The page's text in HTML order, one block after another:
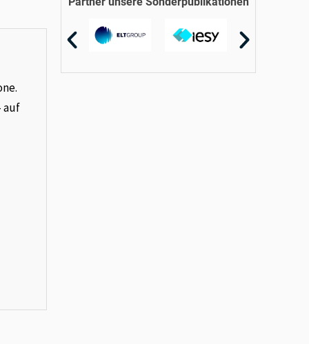
auf